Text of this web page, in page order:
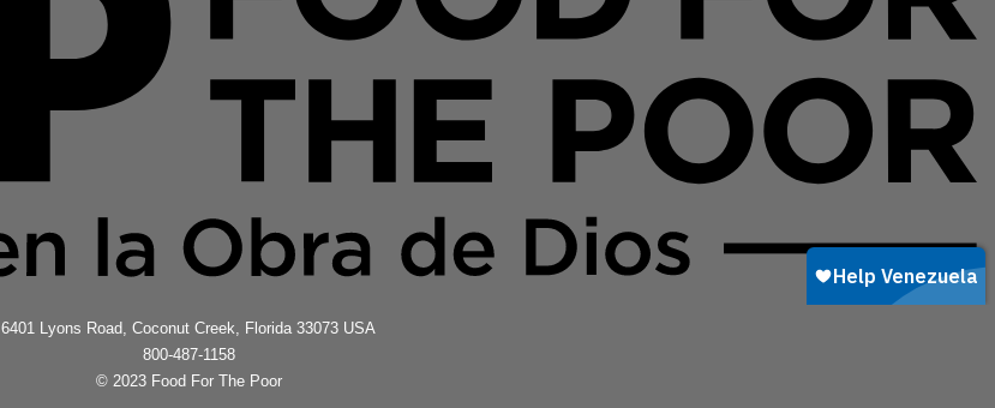
6401 Lyons Road, Coconut Creek, Florida 33073 USA
800-487-1158
© 2023 Food For The Poor